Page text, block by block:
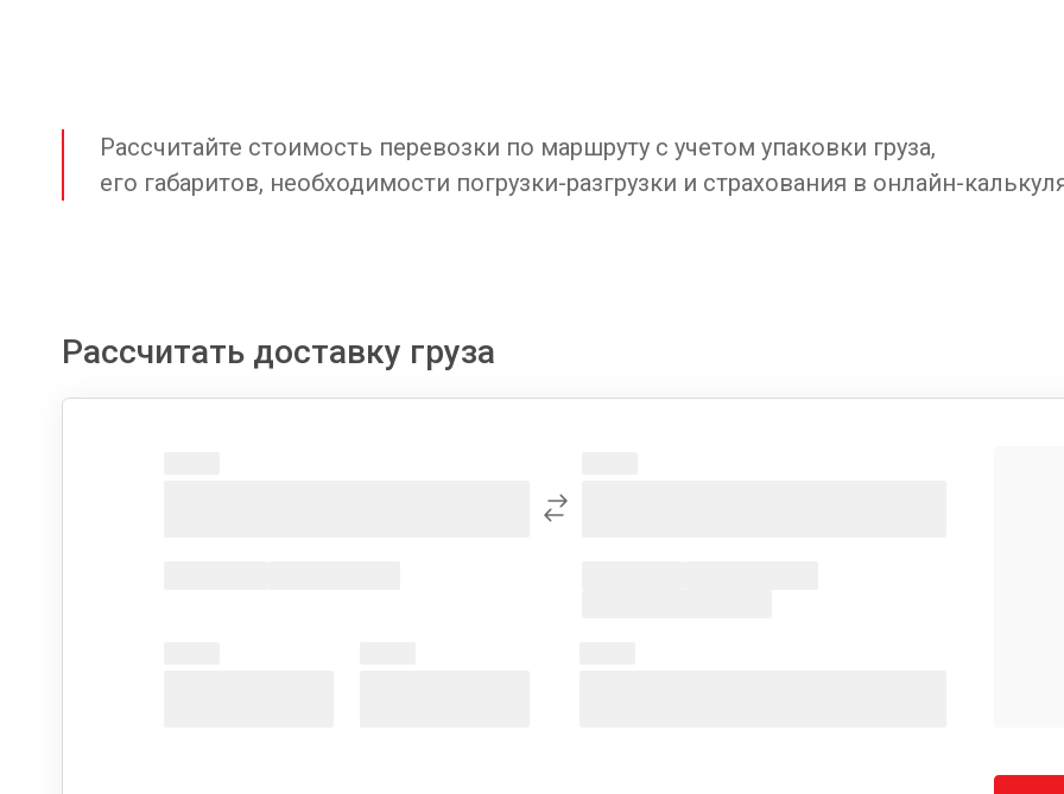
Рассчитайте стоимость перевозки по маршруту с учетом упаковки груза,
его габаритов, необходимости погрузки-разгрузки и страхования в онлайн-
Рассчитать доставку груза